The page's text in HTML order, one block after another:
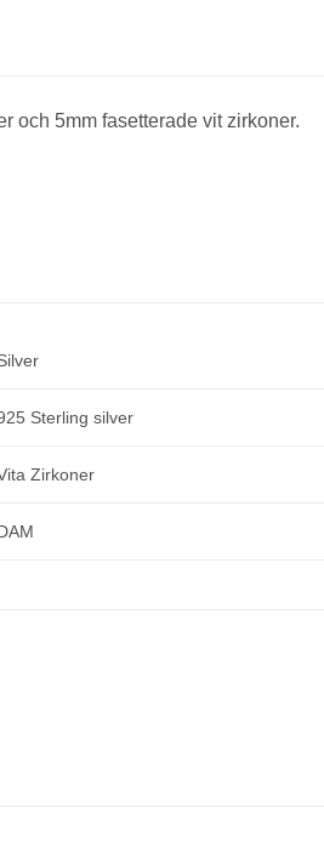
och 5mm fasetterade vit zirkoner.
Sterling silver
Zirkoner